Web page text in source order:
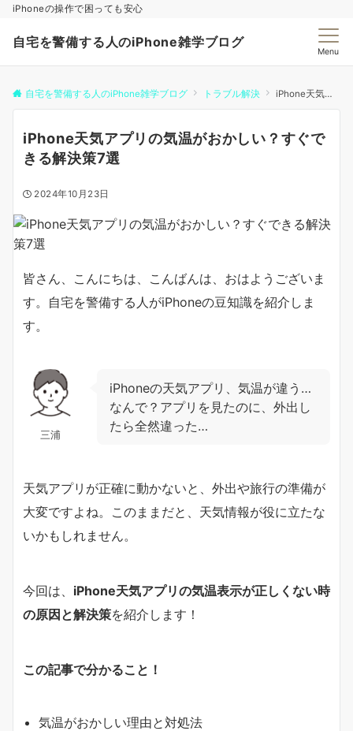
iPhoneの操作で困っても安心
自宅を警備する人のiPhone雑学ブログ
Menu
自宅を警備する人のiPhone雑学ブログ トラブル解決 iPhone天気アプリの気温がおかしい？すぐできる解決策7選
iPhone天気アプリの気温がおかしい？すぐで
きる解決策7選
2024年10月23日
皆さん、こんにちは、こんばんは、おはようございま
す。自宅を警備する人がiPhoneの豆知識を紹介しま
す。
三浦
iPhoneの天気アプリ、気温が違う…
なんで？アプリを見たのに、外出し
たら全然違った…
天気アプリが正確に動かないと、外出や旅行の準備が
大変ですよね。このままだと、天気情報が役に立たな
いかもしれません。
今回は、 iPhone天気アプリの気温表示が正しくない時
の原因と解決策を紹介します！
この記事で分かること！
気温がおかしい理由と対処法